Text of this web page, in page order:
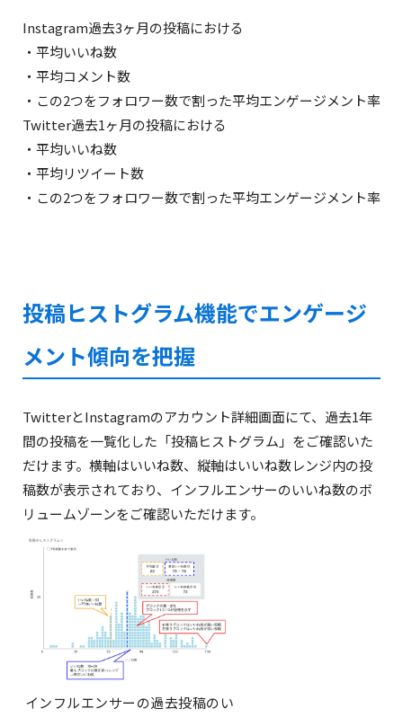
Instagram過去3ヶ月の投稿における
・平均いいね数
・平均コメント数
・この2つをフォロワー数で割った平均エンゲージメント率
Twitter過去1ヶ月の投稿における
・平均いいね数
・平均リツイート数
・この2つをフォロワー数で割った平均エンゲージメント率
投稿ヒストグラム機能でエンゲージ
メント傾向を把握
TwitterとInstagramのアカウント詳細画面にて、過去1年
間の投稿を一覧化した「投稿ヒストグラム」をご確認いた
だけます。横軸はいいね数、縦軸はいいね数レンジ内の投
稿数が表示されており、インフルエンサーのいいね数のボ
リュームゾーンをご確認いただけます。
インフルエンサーの過去投稿のい